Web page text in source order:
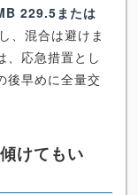
229.5または
、混合は避けま
、応急措置とし
後早めに全量交
けてもい